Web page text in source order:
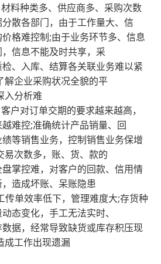
材料种类多、供应商多、采购次数
散各部门，由于工作量大、信
难控制;由于业务环节多、信息
信息不能及时共享，采
入库、结算各关联业务难以紧
解企业采购状况全貌的平
分析难
客户对订单交期的要求越来越高，
难控;准确统计产品销量、回
销售业务，控制销售业务保增
易次数多，账、货、款的
掌控难，对客户的回款、信用情
造成坏账、呆账隐患
单效率低下，管理难度大;存货种
态变化，手工无法实时、
据，经常导致缺货或库存积压现
成工作出现遗漏